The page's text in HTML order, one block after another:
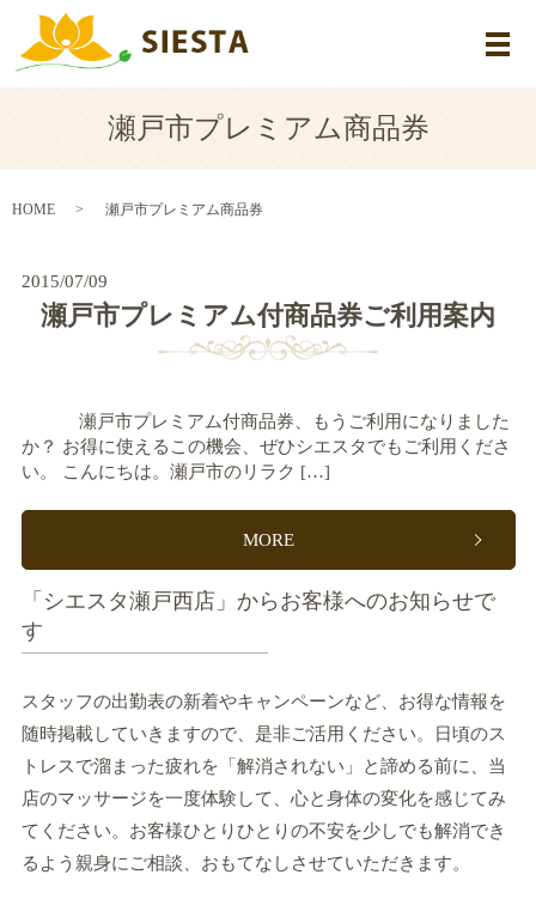
メ
瀬戸市プレミアム商品券
HOME 瀬戸市プレミアム商品券
2015/07/09
瀬戸市プレミアム付商品券ご利用案内
瀬戸市プレミアム付商品券、もうご利用になりました
か？ お得に使えるこの機会、ぜひシエスタでもご利用くださ
い。 こんにちは。瀬戸市のリラク […]
MORE
「シエスタ瀬戸西店」からお客様へのお知らせで
す
スタッフの出勤表の新着やキャンペーンなど、お得な情報を
随時掲載していきますので、是非ご活用ください。日頃のス
トレスで溜まった疲れを「解消されない」と諦める前に、当
店のマッサージを一度体験して、心と身体の変化を感じてみ
てください。お客様ひとりひとりの不安を少しでも解消でき
るよう親身にご相談、おもてなしさせていただきます。